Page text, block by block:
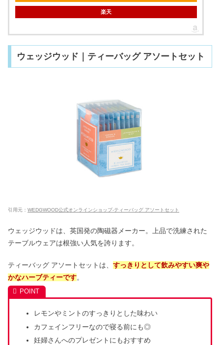
楽天
ウェッジウッド｜ティーバッグ アソートセット
引用元： WEDGWOOD公式オンラインショップ-ティーバッグ アソートセット
ウェッジウッドは、英国発の陶磁器メーカー。上品で洗練された
テーブルウェアは根強い人気を誇ります。
ティーバッグ アソートセットは、 すっきりとして飲みやすい爽や
かなハーブティーです。
レモンやミントのすっきりとした味わい
カフェインフリーなので寝る前にも◎
妊婦さんへのプレゼントにもおすすめ